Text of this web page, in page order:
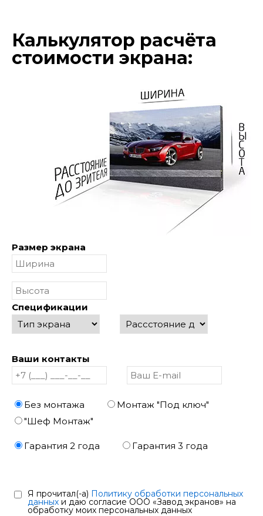
Калькулятор расчёта
стоимости экрана:
Размер экрана
Спецификации
Ваши контакты
Без монтажа
Монтаж "Под ключ"
"Шеф Монтаж"
Гарантия 2 года Гарантия 3 года
Я прочитал(-а) Политику обработки персональных
данных и даю согласие ООО «Завод экранов» на
обработку моих персональных данных